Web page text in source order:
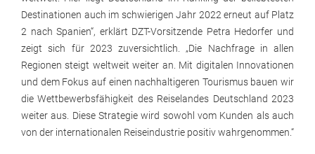
Destinationen auch im schwierigen Jahr 2022 erneut auf Platz
2 nach Spanien“, erklärt DZT-Vorsitzende Petra Hedorfer und
zeigt sich für 2023 zuversichtlich. „Die Nachfrage in allen
Regionen steigt weltweit weiter an. Mit digitalen Innovationen
und dem Fokus auf einen nachhaltigeren Tourismus bauen wir
die Wettbewerbsfähigkeit des Reiselandes Deutschland 2023
weiter aus. Diese Strategie wird sowohl vom Kunden als auch
von der internationalen Reiseindustrie positiv wahrgenommen.“